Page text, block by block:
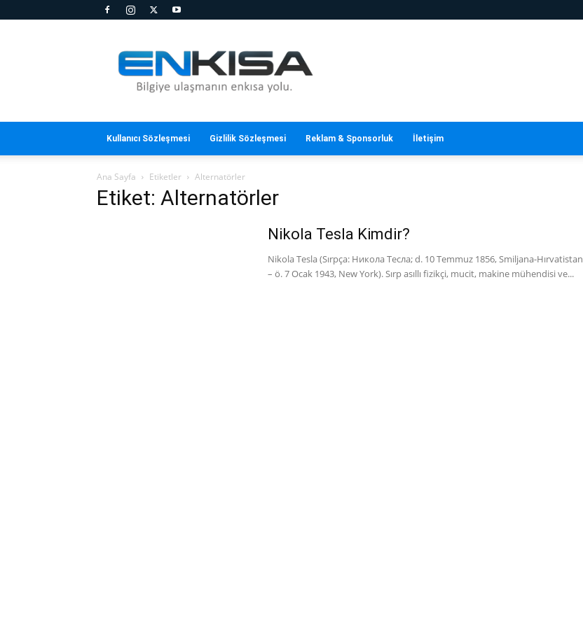
Kısa
Kullanıcı Sözleşmesi Gizlilik Sözleşmesi Reklam & Sponsorluk İletişim
Ana Sayfa Etiketler Alternatörler
Etiket: Alternatörler
Nikola Tesla Kimdir?
Nikola Tesla (Sırpça: Никола Тесла; d. 10 Temmuz 1856, Smiljana-Hırvatistan
– ö. 7 Ocak 1943, New York). Sırp asıllı fizikçi, mucit, makine mühendisi ve...